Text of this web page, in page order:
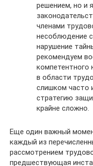
решением, но и
членами
несоблюдение
нарушение
рекомендуем
компетентного
в области
слишком часто
стратегию
крайне сложно.
Еще один важный
каждый из
рассмотрением
предшествующая